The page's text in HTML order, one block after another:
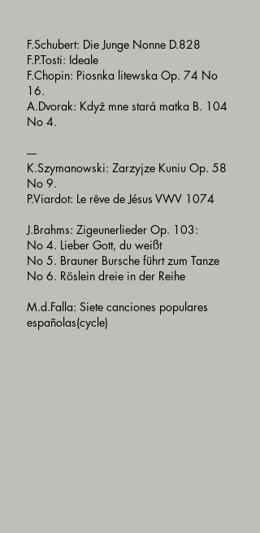
F.Schubert: Die Junge Nonne D.828
F.P.Tosti: Ideale
F.Chopin: Piosnka litewska Op. 74 No
16.
A.Dvorak: Když mne stará matka B. 104
No 4.
----
K.Szymanowski: Zarzyjze Kuniu Op. 58
No 9.
P.Viardot: Le rêve de Jésus VWV 1074
J.Brahms: Zigeunerlieder Op. 103:
No 4. Lieber Gott, du weißt
No 5. Brauner Bursche führt zum Tanze
No 6. Röslein dreie in der Reihe
M.d.Falla: Siete canciones populares
españolas(cycle)